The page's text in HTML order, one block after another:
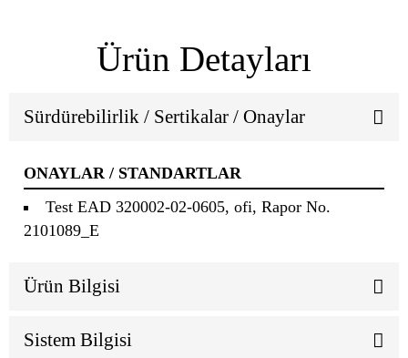
Ürün Detayları
Sürdürebilirlik / Sertikalar / Onaylar
ONAYLAR / STANDARTLAR
Test EAD 320002-02-0605, ofi, Rapor No.
2101089_E
Ürün Bilgisi
Sistem Bilgisi